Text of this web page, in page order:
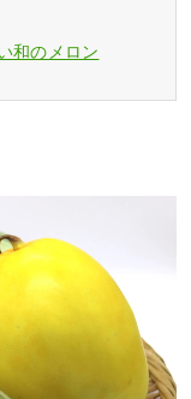
和のメロン